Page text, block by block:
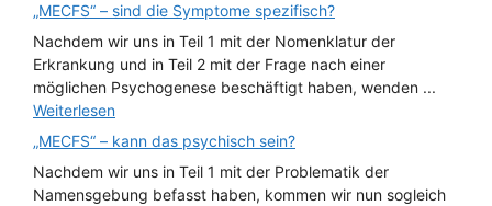
„MECFS“ – sind die Symptome spezifisch?
Nachdem wir uns in Teil 1 mit der Nomenklatur der
Erkrankung und in Teil 2 mit der Frage nach einer
möglichen Psychogenese beschäftigt haben, wenden ...
Weiterlesen
„MECFS“ – kann das psychisch sein?
Nachdem wir uns in Teil 1 mit der Problematik der
Namensgebung befasst haben, kommen wir nun sogleich